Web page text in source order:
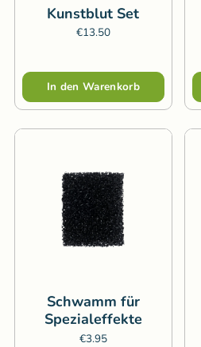
Kunstblut Set
€13.50
Menge
In den Warenkorb
Schwamm für
Spezialeffekte
€3.95